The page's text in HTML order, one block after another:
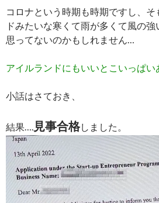
コロナという時期も時期ですし、
ドみたいな寒くて雨が多くて風の
思ってないのかもしれません…
アイルランドにもいいとこいっぱい
小話はさておき、
結果…. 見事合格しました。